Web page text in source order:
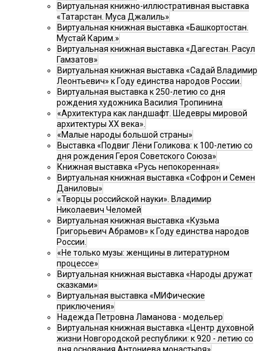
Виртуальная книжно-иллюстративная выставка
«Татарстан. Муса Джалиль»
Виртуальная книжная выставка «Башкортостан.
Мустай Карим.»
Виртуальная книжная выставка «Дагестан. Расул
Гамзатов»
Виртуальная книжная выставка «Садай Владимир
Леонтьевич» к Году единства народов России.
Виртуальная выставка к 250-летию со дня
рождения художника Василия Тропинина
«Архитектура как ландшафт. Шедевры мировой
архитектуры XX века».
«Малые народы большой страны»
Выставка «Подвиг Лёни Голикова: к 100-летию со
дня рождения Героя Советского Союза»
Книжная выставка «Русь непокоренная»
Виртуальная книжная выставка «Софрон и Семен
Даниловы»
«Творцы российской науки». Владимир
Николаевич Челомей
Виртуальная книжная выставка «Кузьма
Григорьевич Абрамов» к Году единства народов
России.
«Не только музы: женщины в литературном
процессе»
Виртуальная книжная выставка «Народы дружат
сказками»
Виртуальная выставка «МИФические
приключения»
Надежда Петровна Ламанова - модельер
Виртуальная книжная выставка «Центр духовной
жизни Новгородской республики: к 920 - летию со